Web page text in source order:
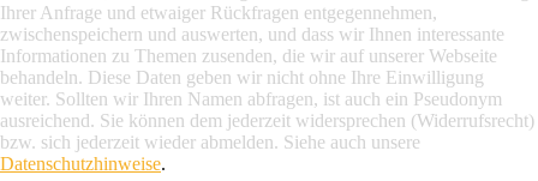
Ihrer Anfrage und etwaiger Rückfragen entgegennehmen,
zwischenspeichern und auswerten, und dass wir Ihnen interessante
Informationen zu Themen zusenden, die wir auf unserer Webseite
behandeln. Diese Daten geben wir nicht ohne Ihre Einwilligung
weiter. Sollten wir Ihren Namen abfragen, ist auch ein Pseudonym
ausreichend. Sie können dem jederzeit widersprechen (Widerrufsrecht)
bzw. sich jederzeit wieder abmelden. Siehe auch unsere
Datenschutzhinweise.